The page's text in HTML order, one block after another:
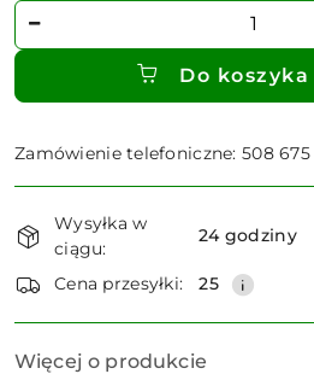
Ilość
Do koszyka
Zamówienie telefoniczne: 508 675
Dostępność
i
dostawa
Wysyłka w
ciągu:
24 godziny
Cena przesyłki: 25
Więcej o produkcie